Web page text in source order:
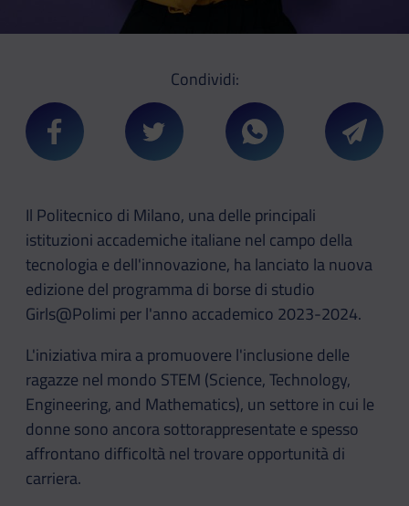
Condividi:
Condividi su FacebookCondividi su TwitterCondividi su
Il Politecnico di Milano, una delle principali
istituzioni accademiche italiane nel campo della
tecnologia e dell'innovazione, ha lanciato la nuova
edizione del programma di borse di studio
Girls@Polimi per l'anno accademico 2023-2024.
L'iniziativa mira a promuovere l'inclusione delle
ragazze nel mondo STEM (Science, Technology,
Engineering, and Mathematics), un settore in cui le
donne sono ancora sottorappresentate e spesso
affrontano difficoltà nel trovare opportunità di
carriera.